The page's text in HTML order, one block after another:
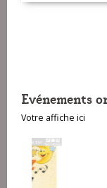
Evénements
Votre affiche ici